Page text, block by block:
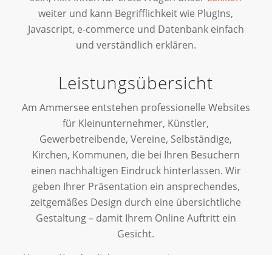
weiter und kann Begrifflichkeit wie PlugIns,
Javascript, e-commerce und Datenbank einfach
und verständlich erklären.
Leistungsübersicht
Am Ammersee entstehen professionelle Websites
für Kleinunternehmer, Künstler,
Gewerbetreibende, Vereine, Selbständige,
Kirchen, Kommunen, die bei Ihren Besuchern
einen nachhaltigen Eindruck hinterlassen. Wir
geben Ihrer Präsentation ein ansprechendes,
zeitgemäßes Design durch eine übersichtliche
Gestaltung – damit Ihrem Online Auftritt ein
Gesicht.